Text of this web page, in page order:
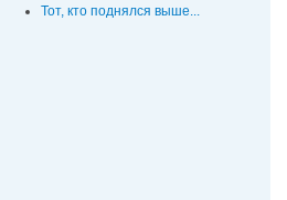
Тот, кто поднялся выше...